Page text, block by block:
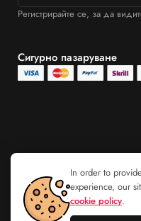
Регистрирайте се, за да
Сигурно пазаруване
In order to
experience, our
cookie policy.